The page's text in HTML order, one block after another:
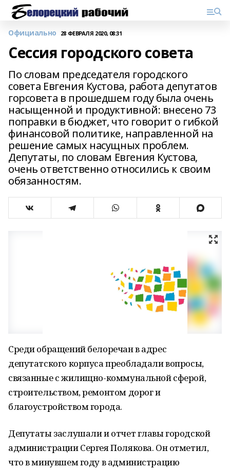
Официально 28 ФЕВРАЛЯ 2020, 08:31
Сессия городского совета
По словам председателя городского
совета Евгения Кустова, работа депутатов
горсовета в прошедшем году была очень
насыщенной и продуктивной: внесено 73
поправки в бюджет, что говорит о гибкой
финансовой политике, направленной на
решение самых насущных проблем.
Депутаты, по словам Евгения Кустова,
очень ответственно относились к своим
обязанностям.
Среди обращений белоречан в адрес
депутатского корпуса преобладали вопросы,
связанные с жилищно-коммунальной сферой,
строительством, ремонтом дорог и
благоустройством города.
Депутаты заслушали и отчет главы городской
администрации Сергея Полякова. Он отметил,
что в минувшем году в администрацию